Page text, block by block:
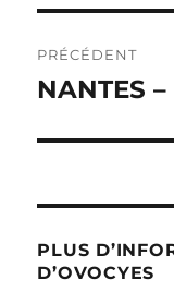
de
PRÉCÉDENT
Publication
NANTES
PLUS
D’OVOCYES